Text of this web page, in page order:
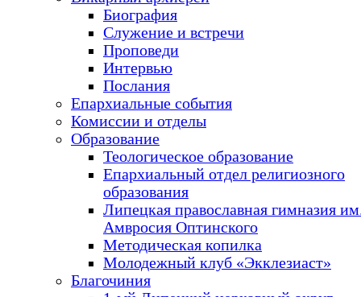
Биография
Служение и встречи
Проповеди
Интервью
Послания
Епархиальные события
Комиссии и отделы
Образование
Теологическое образование
Епархиальный отдел религиозного
образования
Липецкая православная гимназия
Амвросия Оптинского
Методическая копилка
Молодежный клуб «Экклезиаст»
Благочиния